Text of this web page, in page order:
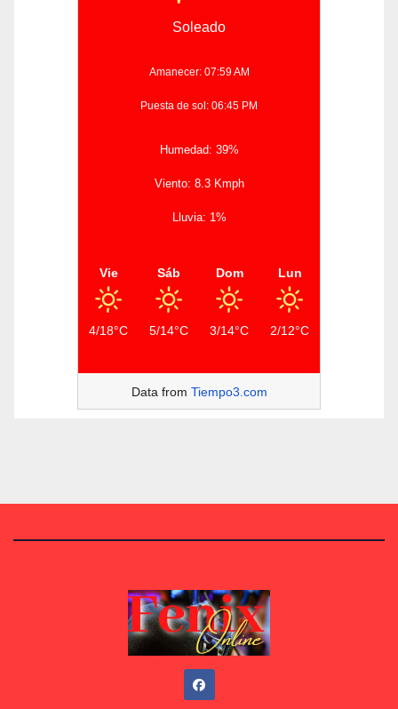
Soleado
Amanecer: 07:59 AM
Puesta de sol: 06:45 PM
Humedad: 39%
Viento: 8.3 Kmph
Lluvia: 1%
Vie
4/18°C
Sáb
5/14°C
Dom
3/14°C
Lun
2/12°C
Data from Tiempo3.com